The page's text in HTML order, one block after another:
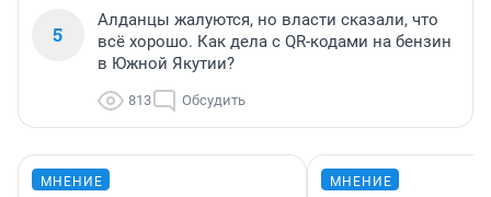
5
Алданцы жалуются, но власти сказали, что
всё хорошо. Как дела с QR-кодами на бензин
в Южной Якутии?
813 Обсудить
МНЕНИЕ МНЕНИЕ